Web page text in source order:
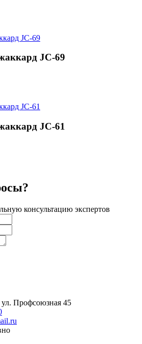
JC-69
JC-61
консультацию экспертов
ул. Профсоюзная 45